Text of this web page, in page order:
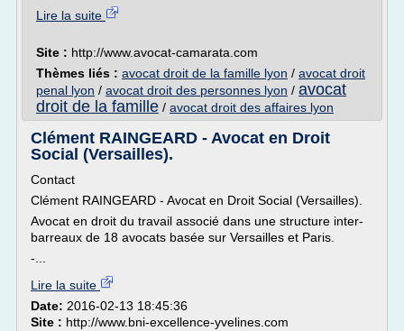
Lire la suite
Site : http://www.avocat-camarata.com
Thèmes liés : avocat droit de la famille lyon / avocat droit
penal lyon / avocat droit des personnes lyon / avocat
droit de la famille / avocat droit des affaires lyon
Clément RAINGEARD - Avocat en Droit
Social (Versailles).
Contact
Clément RAINGEARD - Avocat en Droit Social (Versailles).
Avocat en droit du travail associé dans une structure inter-
barreaux de 18 avocats basée sur Versailles et Paris.
-...
Lire la suite
Date: 2016-02-13 18:45:36
Site : http://www.bni-excellence-yvelines.com